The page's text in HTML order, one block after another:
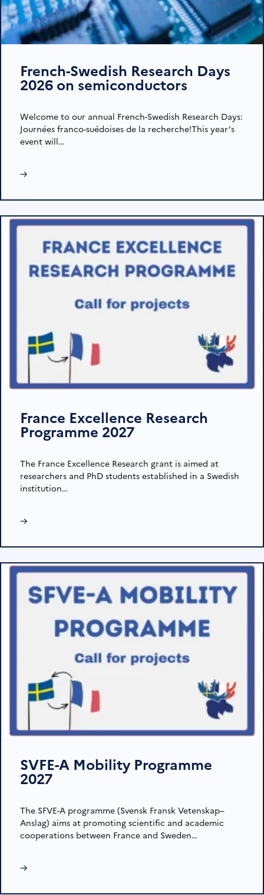
French-Swedish Research Days
2026 on semiconductors
Welcome to our annual French-Swedish Research Days:
Journées franco-suédoises de la recherche!This year’s
event will…
→
France Excellence Research
Programme 2027
The France Excellence Research grant is aimed at
researchers and PhD students established in a Swedish
institution…
→
SVFE-A Mobility Programme
2027
The SFVE-A programme (Svensk Fransk Vetenskap–
Anslag) aims at promoting scientific and academic
cooperations between France and Sweden…
→